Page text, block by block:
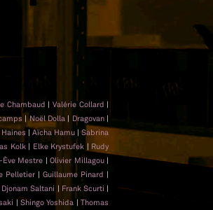
Chambaud |Valérie Collard |
|Noël Dolla | Dragovan |
|Aïcha Hamu |Sabrina
Kolk | Elke Krystufek | Rudy
Ève Mestre |Olivier Millagou |
Pelletier |Guillaume Pinard |
Djonam Saltani | Frank Scurti |
| Shingo Yoshida |Thomas